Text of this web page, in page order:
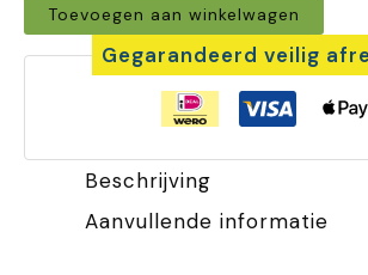
set
code-
Toevoegen aan winkelwagen
Gegarandeerd veilig
Beschrijving
Aanvullende informatie